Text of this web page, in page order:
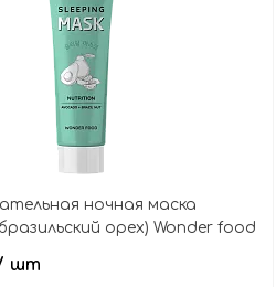
ночная маска
орех) Wonder food
brazil nut nutrition sleeping
шт